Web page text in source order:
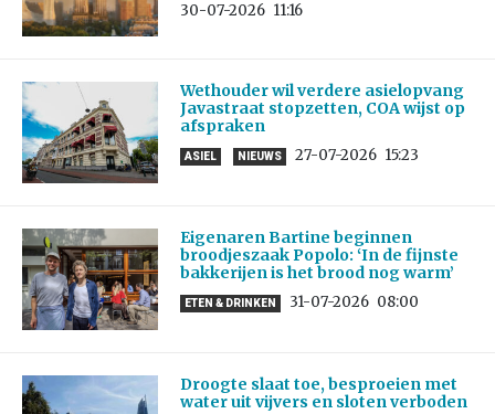
30-07-2026 11:16
Wethouder wil verdere asielopvang
Javastraat stopzetten, COA wijst op
afspraken
ASIEL NIEUWS 27-07-2026 15:23
Eigenaren Bartine beginnen
broodjeszaak Popolo: ‘In de fijnste
bakkerijen is het brood nog warm’
ETEN & DRINKEN 31-07-2026 08:00
Droogte slaat toe, besproeien met
water uit vijvers en sloten verboden